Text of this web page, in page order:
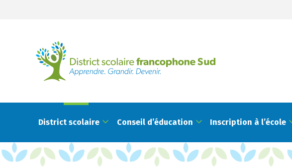
District scolaire Conseil d’éducation Inscription à l’école